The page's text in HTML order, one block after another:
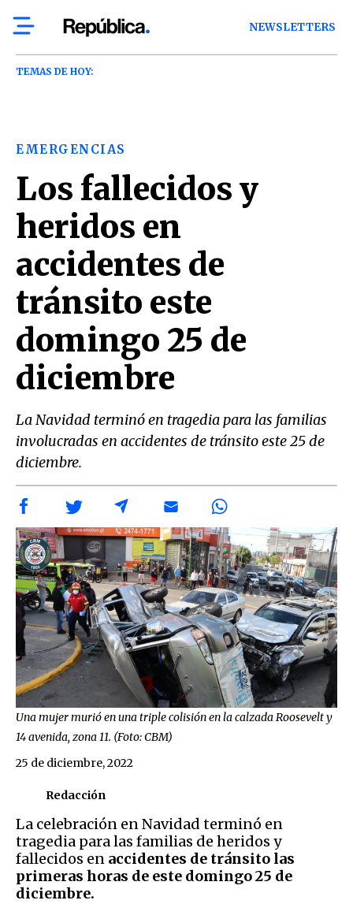
NEWSLETTERS
TEMAS DE HOY:
EMERGENCIAS
Los fallecidos y
heridos en
accidentes de
tránsito este
domingo 25 de
diciembre
La Navidad terminó en tragedia para las familias
involucradas en accidentes de tránsito este 25 de
diciembre.
Una mujer murió en una triple colisión en la calzada Roosevelt y
14 avenida, zona 11. (Foto: CBM)
Redacción
25 de diciembre, 2022
La celebración en Navidad terminó en
tragedia para las familias de heridos y
fallecidos en accidentes de tránsito las
primeras horas de este domingo 25 de
diciembre.